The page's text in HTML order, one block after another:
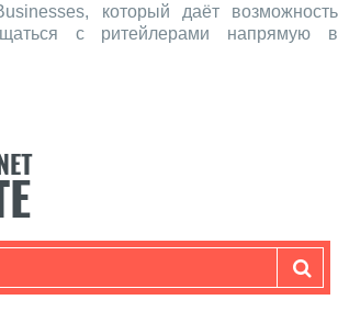
который даёт возможность
с ритейлерами напрямую в